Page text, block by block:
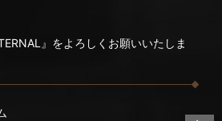
』をよろしくお願いいたしま